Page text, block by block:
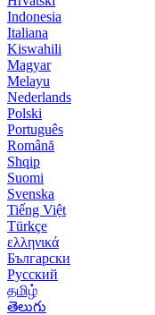
Indonesia
Italiana
Kiswahili
Magyar
Melayu
Nederlands
Polski
Português
Română
Shqip
Suomi
Svenska
Tiếng Việt
Türkçe
ελληνικά
Български
Русский
தமிழ்
తెలుగు